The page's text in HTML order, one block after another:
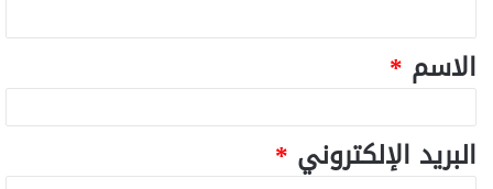
الاسم *
البريد الإلكتروني *